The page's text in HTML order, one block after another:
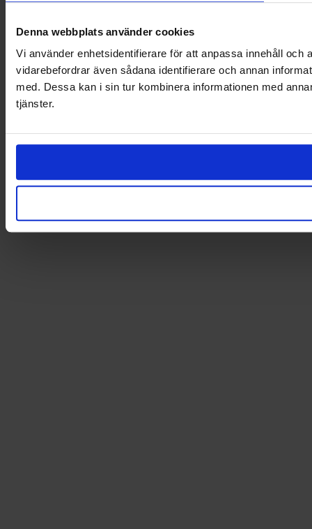
Denna webbplats använder cookies
Vi använder enhetsidentifierare för att anpassa innehåll
vidarebefordrar även sådana identifierare och annan
med. Dessa kan i sin tur kombinera informationen med
tjänster.